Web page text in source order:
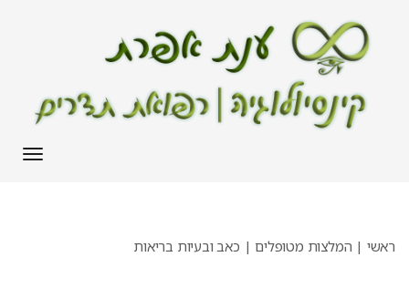
ראשי | המלצות מטופלים | כאב ובעיות בריאות